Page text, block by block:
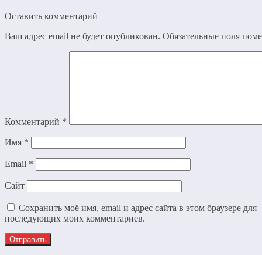
Оставить комментарий
Ваш адрес email не будет опубликован. Обязательные поля
Комментарий *
Имя *
Email *
Сайт
Сохранить моё имя, email и адрес сайта в этом браузере для
последующих моих комментариев.